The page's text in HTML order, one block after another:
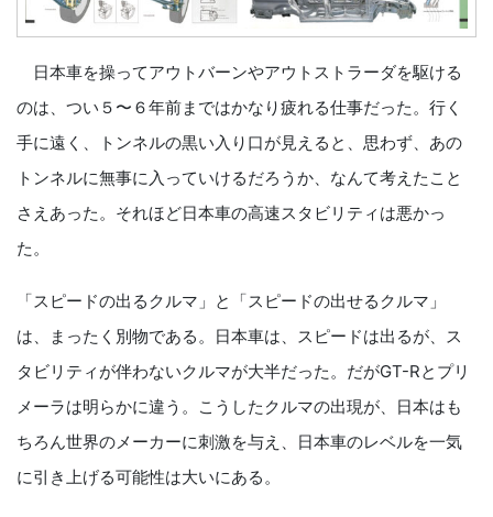
日本車を操ってアウトバーンやアウトストラーダを駆ける
のは、つい５〜６年前まではかなり疲れる仕事だった。行く
手に遠く、トンネルの黒い入り口が見えると、思わず、あの
トンネルに無事に入っていけるだろうか、なんて考えたこと
さえあった。それほど日本車の高速スタビリティは悪かっ
た。
「スピードの出るクルマ」と「スピードの出せるクルマ」
は、まったく別物である。日本車は、スピードは出るが、ス
タビリティが伴わないクルマが大半だった。だがGT-Rとプリ
メーラは明らかに違う。こうしたクルマの出現が、日本はも
ちろん世界のメーカーに刺激を与え、日本車のレベルを一気
に引き上げる可能性は大いにある。